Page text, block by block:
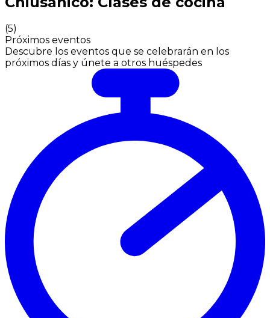
(5)
Próximos eventos
Descubre los eventos que se celebrarán en los
próximos días y únete a otros huéspedes